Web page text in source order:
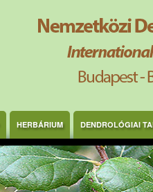
HERBÁRIUM DENDROLÓGIAI